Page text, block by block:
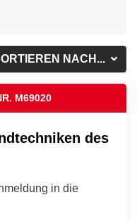
NACH...
M69020
des
in die